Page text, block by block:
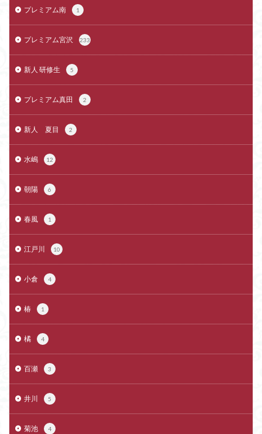
プレミアム南 1
プレミアム宮沢 233
新人 研修生 5
プレミアム真田 2
新人 夏目 2
水嶋 12
朝陽 6
春風 1
江戸川 10
小倉 4
椿 1
橘 4
百瀬 3
井川 5
菊池 4